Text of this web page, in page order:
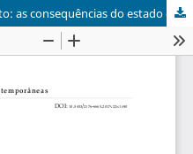
Entre a detenção e o acolhimento: as consequências do estado de emergência permanente na Itália